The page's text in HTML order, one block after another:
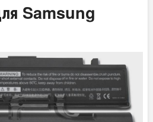
Samsung